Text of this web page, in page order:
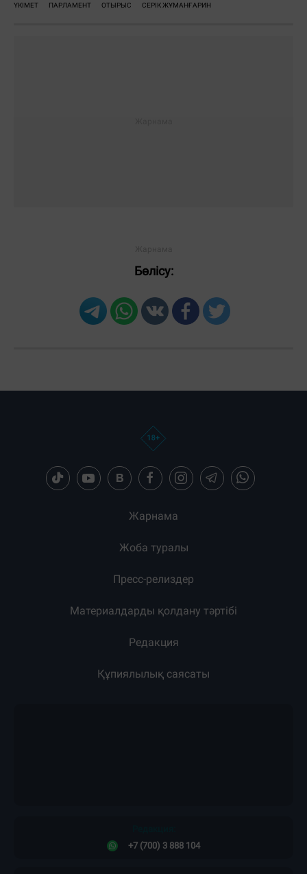
ҮКІМЕТ ПАРЛАМЕНТ ОТЫРЫС СЕРІК ЖҰМАНҒАРИН
Бөлісу:
Жарнама
Жоба туралы
Пресс-релиздер
Материалдарды қолдану тәртібі
Редакция
Құпиялылық саясаты
+7 (700) 3 888 104